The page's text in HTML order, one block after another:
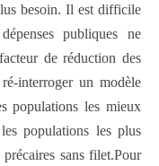
besoin. Il est difficile
publiques ne
de réduction des
interroger un modèle
populations les mieux
populations les plus
sans filet.Pour